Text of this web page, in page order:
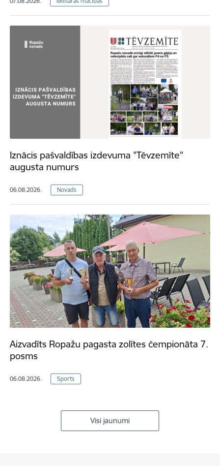
Iznācis pašvaldības izdevuma "Tēvzemīte"
augusta numurs
06.08.2026. Novads
Aizvadīts Ropažu pagasta zolītes čempionāta 7.
posms
06.08.2026. Sports
Visi jaunumi